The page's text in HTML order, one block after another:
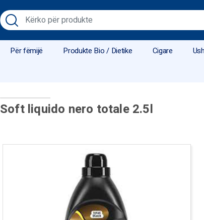
Për fëmijë Produkte Bio / Dietike Cigare
Soft liquido nero totale 2.5l